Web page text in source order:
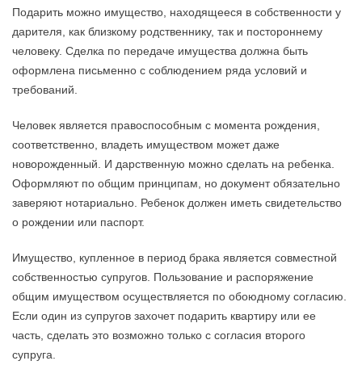
Подарить можно имущество, находящееся в собственности у
дарителя, как близкому родственнику, так и постороннему
человеку. Сделка по передаче имущества должна быть
оформлена письменно с соблюдением ряда условий и
требований.
Человек является правоспособным с момента рождения,
соответственно, владеть имуществом может даже
новорожденный. И дарственную можно сделать на ребенка.
Оформляют по общим принципам, но документ обязательно
заверяют нотариально. Ребенок должен иметь свидетельство
о рождении или паспорт.
Имущество, купленное в период брака является совместной
собственностью супругов. Пользование и распоряжение
общим имуществом осуществляется по обоюдному согласию.
Если один из супругов захочет подарить квартиру или ее
часть, сделать это возможно только с согласия второго
супруга.